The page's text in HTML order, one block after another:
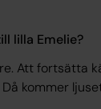
lilla Emelie?
Att fortsätta
kommer